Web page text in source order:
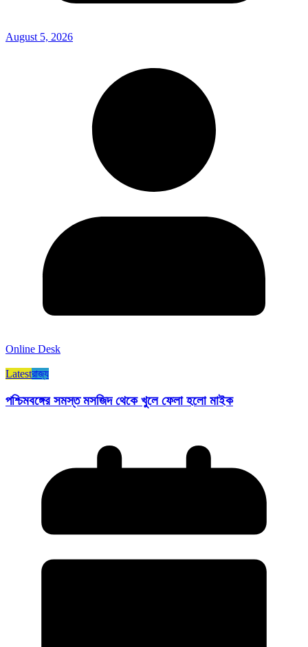
August 5, 2026
Online Desk
Latestরাজ্য​
পশ্চিমবঙ্গের সমস্ত মসজিদ থেকে খুলে ফেলা হলো মাইক